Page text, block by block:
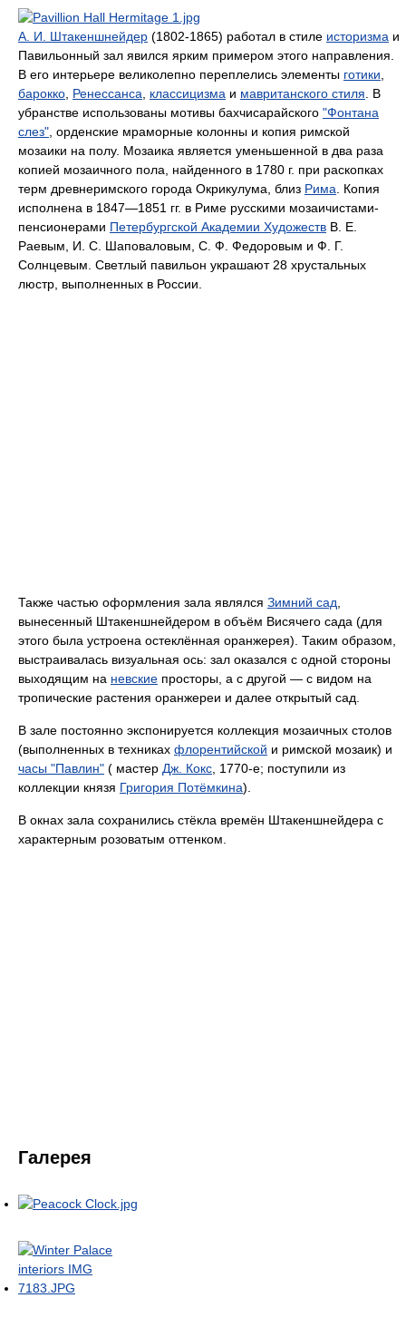
А. И. Штакеншнейдер (1802-1865) работал в стиле историзма и
Павильонный зал явился ярким примером этого направления.
В его интерьере великолепно переплелись элементы готики
барокко Ренессанса классицизма и мавританского стиля . В
убранстве использованы мотивы бахчисарайского "Фонтана
слез" , орденские мраморные колонны и копия римской
мозаики на полу. Мозаика является уменьшенной в два раза
копией мозаич­ного пола, найденного в 1780 г. при раскопках
терм древнеримского города Окрикулума, близ Рима . Копия
исполнена в 1847—1851 гг. в Риме русскими мозаичистами-
пенсионерами Петер­бургской Академии Художеств В. Е.
Раевым, И. С. Шаповаловым, С. Ф. Федо­ровым и Ф. Г.
Солнцевым. Светлый павильон украшают 28 хрустальных
люстр, выполненных в России.
Также частью оформления зала являлся Зимний сад
вынесенный Штакеншнейдером в объём Висячего сада (для
этого была устроена остеклённая оранжерея). Таким образом,
выстраивалась визуальная ось: зал оказался с одной стороны
выходящим на невские просторы, а с другой — с видом на
тропические растения оранжереи и далее открытый сад.
В зале постоянно экспонируется коллекция мозаичных столов
(выполненных в техниках флорентийской и римской мозаик) и
часы "Павлин" ( мастер Дж. Кокс , 1770-е; поступили из
коллекции князя Григория Потёмкина).
В окнах зала сохранились стёкла времён Штакеншнейдера с
характерным розоватым оттенком.
Галерея